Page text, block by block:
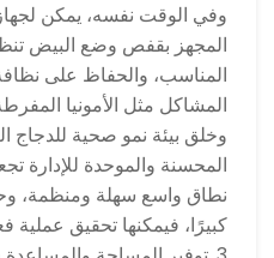
وفي الوقت نفسه، يمكن لجهاز
المجهز بقفص وضع البيض
المناسب، والحفاظ على
المشاكل مثل الأمونيا
وخلق بيئة نمو صحية للدجاج
المحسنة والموحدة للإدارة
نطاق واسع سهلة ومنظمة،
كبيرًا، فيمكنها تحقيق عملية